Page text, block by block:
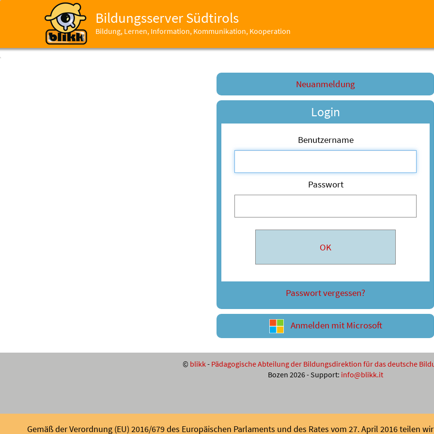
Bildungsserver Südtirols
Bildung, Lernen, Information, Kommunikation, Kooperation
Neuanmeldung
Login
Benutzername
Passwort
Passwort vergessen?
Anmelden mit Microsoft
© blikk- Pädagogische Abteilung der Bildungsdirektion für das deutsche
Bozen 2026 - Support: info@blikk.it
Gemäß der Verordnung (EU) 2016/679 des Europäischen Parlaments und des Rates vom 27. April 2016 teilen